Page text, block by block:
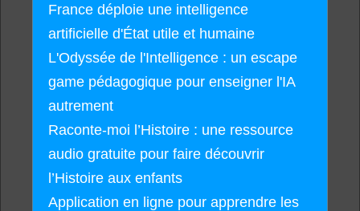
France déploie une intelligence
artificielle d'État utile et humaine
L'Odyssée de l'Intelligence : un escape
game pédagogique pour enseigner l'IA
autrement
Raconte-moi l’Histoire : une ressource
audio gratuite pour faire découvrir
l’Histoire aux enfants
Application en ligne pour apprendre les